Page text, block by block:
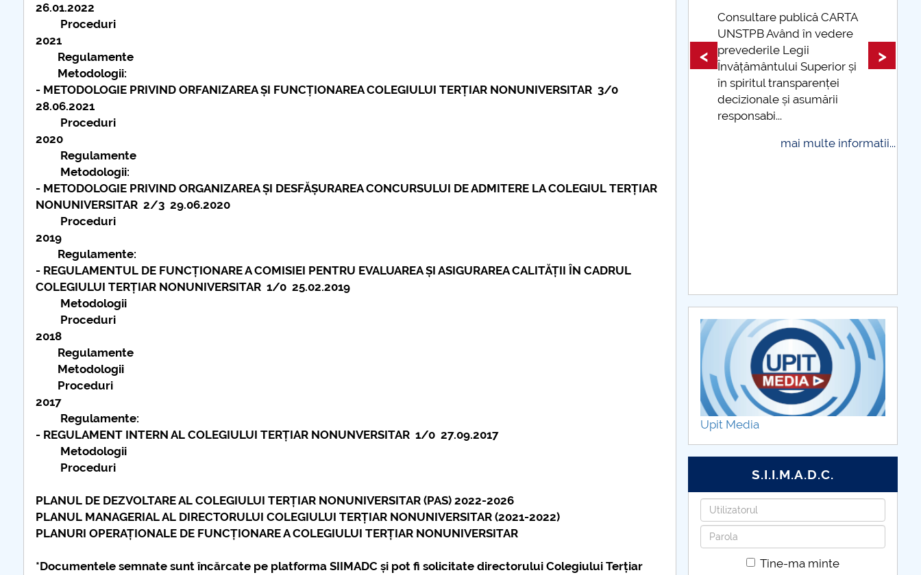
26.01.2022
Proceduri
2021
Regulamente
Metodologii:
- METODOLOGIE PRIVIND ORFANIZAREA ȘI FUNCȚIONAREA COLEGIULUI TERȚIAR NONUNIVERSITAR 3/0
28.06.2021
Proceduri
2020
Regulamente
Metodologii:
- METODOLOGIE PRIVIND ORGANIZAREA ȘI DESFĂȘURAREA CONCURSULUI DE ADMITERE LA COLEGIUL TERȚIAR
NONUNIVERSITAR 2/3 29.06.2020
Proceduri
2019
Regulamente:
- REGULAMENTUL DE FUNCȚIONARE A COMISIEI PENTRU EVALUAREA ȘI ASIGURAREA CALITĂȚII ÎN CADRUL
COLEGIULUI TERȚIAR NONUNIVERSITAR 1/0 25.02.2019
Metodologii
Proceduri
2018
Regulamente
Metodologii
Proceduri
2017
Regulamente:
- REGULAMENT INTERN AL COLEGIULUI TERȚIAR NONUNVERSITAR 1/0 27.09.2017
Metodologii
Proceduri
PLANUL DE DEZVOLTARE AL COLEGIULUI TERȚIAR NONUNIVERSITAR (PAS) 2022-2026
PLANUL MANAGERIAL AL DIRECTORULUI COLEGIULUI TERȚIAR NONUNIVERSITAR (2021-2022)
PLANURI OPERAȚIONALE DE FUNCȚIONARE A COLEGIULUI TERȚIAR NONUNIVERSITAR
*Documentele semnate sunt încărcate pe platforma SIIMADC și pot fi solicitate directorului Colegiului Terțiar
COMUNICAT Eveniment de
ofertei educaționale
universitare la Colegiul
Teoretic „Ion Cantacuzino”
COMUNICAT Eveniment de
în spiritul transparenței
decizionale și asumării
Taxe de școlarizare
indexate Taxele se pot plăti
și cu cardul
mai multe
< >
Upit Media
S.I.I.M.A.D.C.
Utilizatorul
Parola
Tine-ma minte